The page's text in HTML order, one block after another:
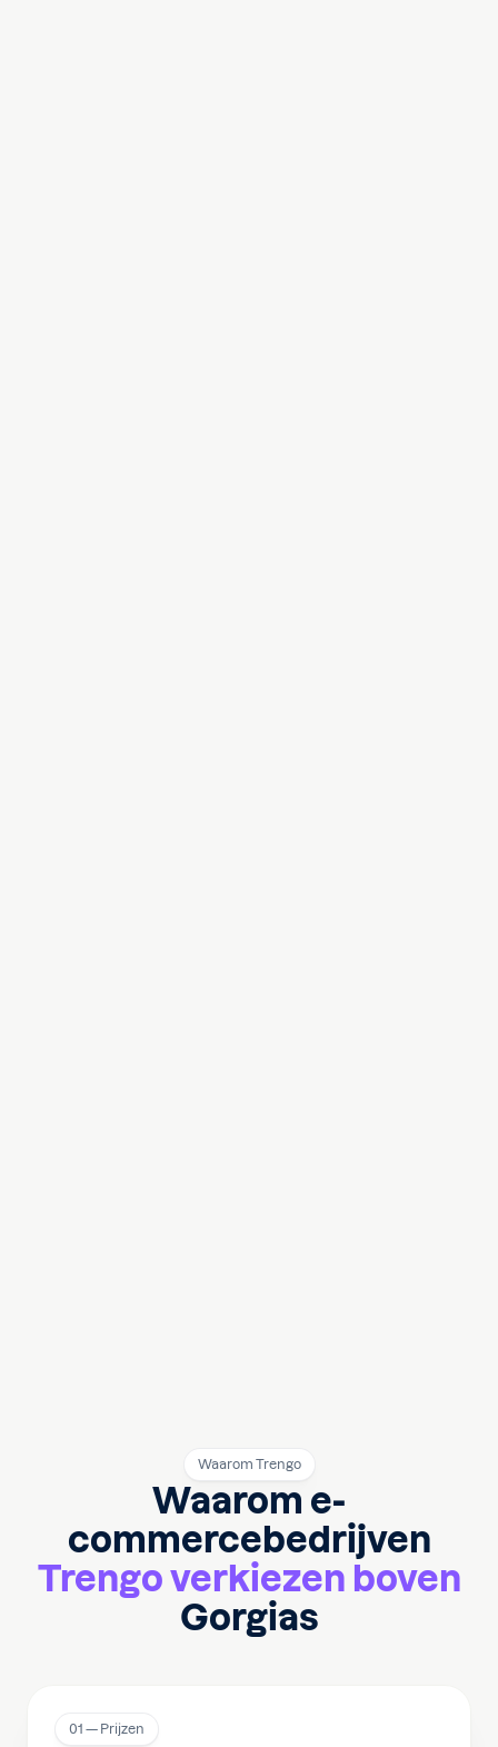
Waarom Trengo
Waarom e-
commercebedrijven
Trengo verkiezen boven
Gorgias
01 — Prijzen